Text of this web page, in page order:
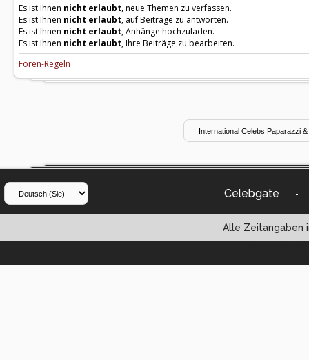
Es ist Ihnen nicht erlaubt, neue Themen zu verfassen.
Es ist Ihnen nicht erlaubt, auf Beiträge zu antworten.
Es ist Ihnen nicht erlaubt, Anhänge hochzuladen.
Es ist Ihnen nicht erlaubt, Ihre Beiträge zu bearbeiten.
Foren-Regeln
Celebgate -
Alle Zeitangaben